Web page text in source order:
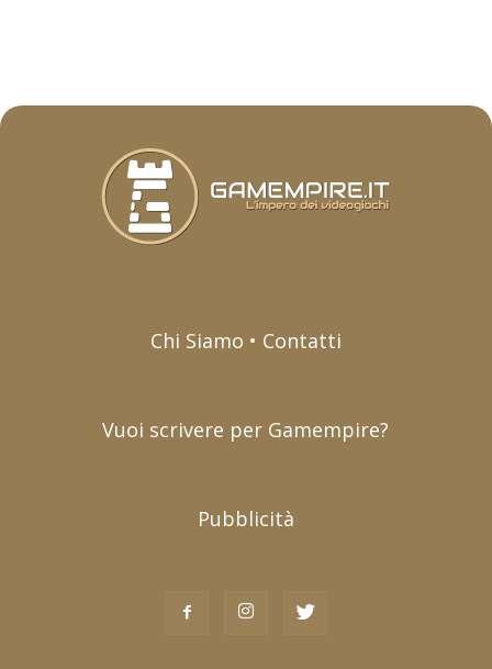
Chi Siamo • Contatti
Vuoi scrivere per Gamempire?
Pubblicità